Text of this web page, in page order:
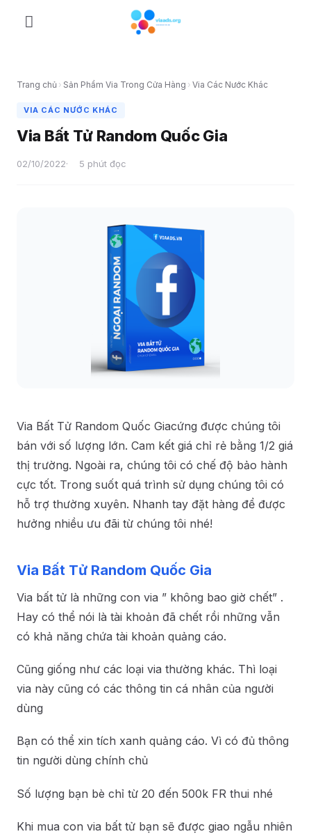
Trang chủ › Sản Phẩm Via Trong Cửa Hàng › Via Các Nước Khác
VIA CÁC NƯỚC KHÁC
Via Bất Tử Random Quốc Gia
02/10/2022 5 phút đọc
Via Bất Tử Random Quốc Giacứng được chúng tôi
bán với số lượng lớn. Cam kết giá chỉ rẻ bằng 1/2 giá
thị trường. Ngoài ra, chúng tôi có chế độ bảo hành
cực tốt. Trong suốt quá trình sử dụng chúng tôi có
hỗ trợ thường xuyên. Nhanh tay đặt hàng để được
hưởng nhiều ưu đãi từ chúng tôi nhé!
Via Bất Tử Random Quốc Gia
Via bất tử là những con via ” không bao giờ chết” .
Hay có thể nói là tài khoản đã chết rồi những vẫn
có khả năng chứa tài khoản quảng cáo.
Cũng giống như các loại via thường khác. Thì loại
via này cũng có các thông tin cá nhân của người
dùng
Bạn có thể xin tích xanh quảng cáo. Vì có đủ thông
tin người dùng chính chủ
Số lượng bạn bè chỉ từ 20 đến 500k FR thui nhé
Khi mua con via bất tử bạn sẽ được giao ngẫu nhiên